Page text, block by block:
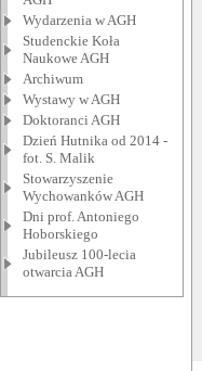
Wydarzenia w AGH
Studenckie Koła
Naukowe AGH
Archiwum
Wystawy w AGH
Doktoranci AGH
Dzień Hutnika od 2014 -
fot. S. Malik
Stowarzyszenie
Wychowanków AGH
Dni prof. Antoniego
Hoborskiego
Jubileusz 100-lecia
otwarcia AGH